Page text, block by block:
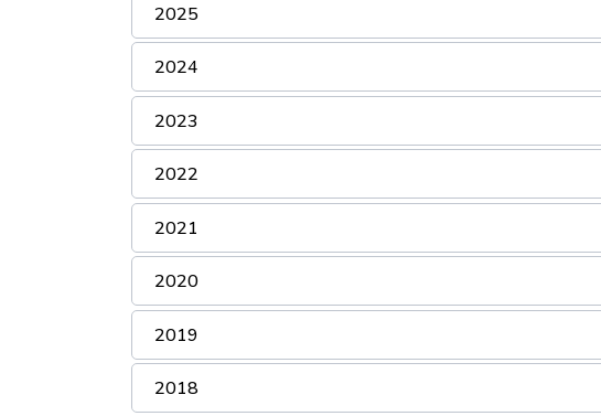
2025
2024
2023
2022
2021
2020
2019
2018